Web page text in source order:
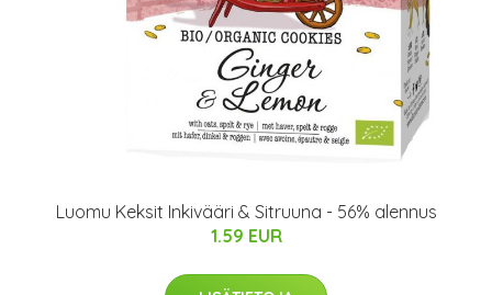
Luomu Keksit Inkivääri & Sitruuna - 56% alennus
1.59 EUR